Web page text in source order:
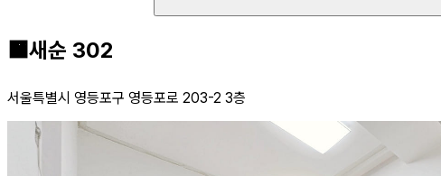
🟧새순 302
서울특별시 영등포구 영등포로 203-2 3층